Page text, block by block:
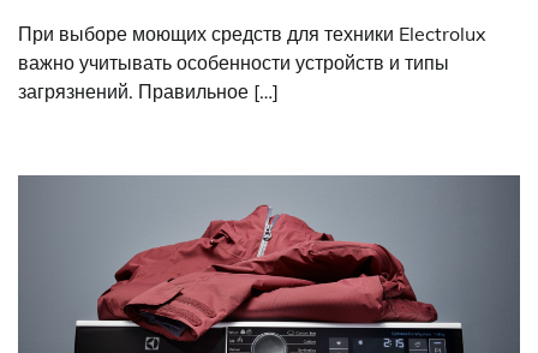
При выборе моющих средств для техники Electrolux
важно учитывать особенности устройств и типы
загрязнений. Правильное […]